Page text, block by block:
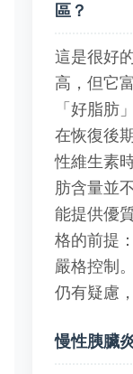
區？
這是很好
高，但它
「好脂肪
在恢復後
性維生素
肪含量並
能提供優
格的前提
嚴格控制
仍有疑慮
慢性胰臟